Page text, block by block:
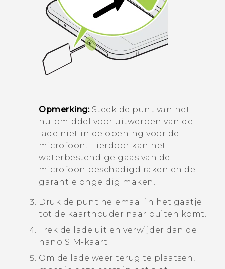
Opmerking:Steek de punt van het
hulpmiddel voor uitwerpen van de
lade niet in de opening voor de
microfoon. Hierdoor kan het
waterbestendige gaas van de
microfoon beschadigd raken en de
garantie ongeldig maken.
Druk de punt helemaal in het gaatje
tot de kaarthouder naar buiten komt.
Trek de lade uit en verwijder dan de
nano SIM-kaart.
Om de lade weer terug te plaatsen,